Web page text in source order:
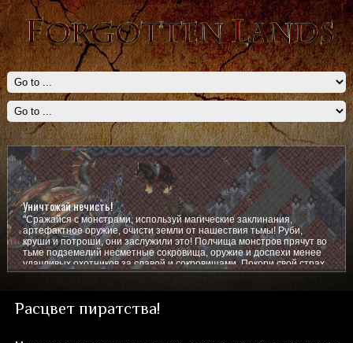
Уничтожай нечисть!
"Сражайся с монстрами, используй магические заклинания,
артефактное оружие, очисти земли от нашествия тьмы! Руби,
круши и потроши, они заслужили это! Полчища монстров прячут во
тьме подземелий несметные сокровища, оружие и доспехи менее
удачливых охотников за славой и сокровищами. Покори свой страх,
покажи им кто тут главный!
Расцвет пиратства!